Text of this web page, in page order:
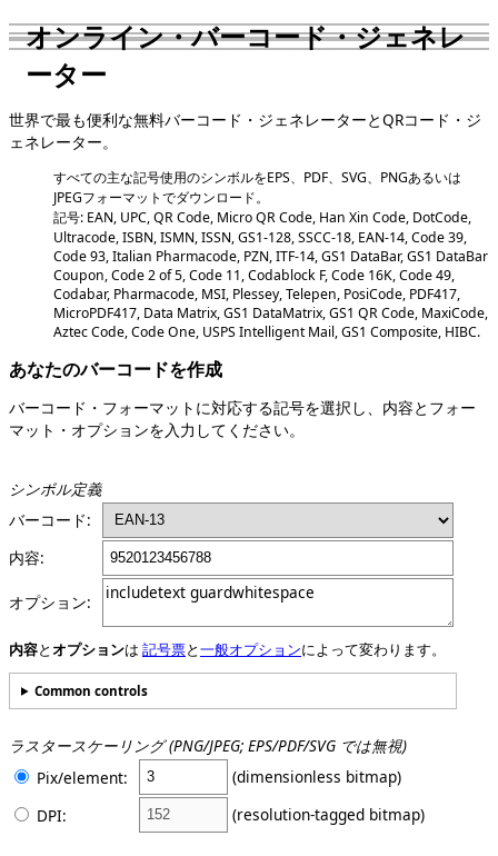
オンライン・バーコード・ジェネレ
ーター
世界で最も便利な無料バーコード・ジェネレーターとQRコード・ジ
ェネレーター。
すべての主な記号使用のシンボルをEPS、PDF、SVG、PNGあるいは
JPEGフォーマットでダウンロード。
記号: EAN, UPC, QR Code, Micro QR Code, Han Xin Code, DotCode,
Ultracode, ISBN, ISMN, ISSN, GS1-128, SSCC-18, EAN-14, Code 39,
Code 93, Italian Pharmacode, PZN, ITF-14, GS1 DataBar, GS1 DataBar
Coupon, Code 2 of 5, Code 11, Codablock F, Code 16K, Code 49,
Codabar, Pharmacode, MSI, Plessey, Telepen, PosiCode, PDF417,
MicroPDF417, Data Matrix, GS1 DataMatrix, GS1 QR Code, MaxiCode,
Aztec Code, Code One, USPS Intelligent Mail, GS1 Composite, HIBC.
あなたのバーコードを作成
バーコード・フォーマットに対応する記号を選択し、内容とフォー
マット・オプションを入力してください。
シンボル定義
バーコード:
内容:
オプション:
内容とオプションは 記号票と一般オプションによって変わります。
Common controls
ラスタースケーリング (PNG/JPEG; EPS/PDF/SVG では無視)
Pix/element:
(dimensionless bitmap)
DPI:
(resolution-tagged bitmap)